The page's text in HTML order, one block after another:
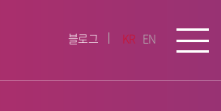
블로그 KR EN